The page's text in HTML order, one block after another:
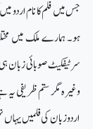
جس میں فلم کا نام اردو میں
ہو۔ ہمارے ملک میں
سرٹیفکیٹ صوبائی زبان ہی
وغیرہ مگر ستم ظریفی
اردو زبان کی فلمیں